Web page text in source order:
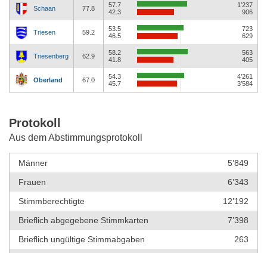
Schaan 77.8
57.7
42.3
1’237
906
Triesen 59.2
53.5
46.5
723
629
Triesenberg 62.9
58.2
41.8
563
405
Oberland 67.0
54.3
45.7
4’261
3’584
Protokoll
Aus dem Abstimmungsprotokoll
Männer
5’849
Frauen
6’343
Stimmberechtigte
12’192
Brieflich abgegebene Stimmkarten
7’398
Brieflich ungültige Stimmabgaben
263